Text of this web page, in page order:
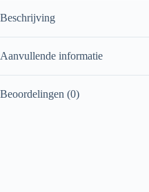
Beschrijving
Aanvullende informatie
Beoordelingen (0)